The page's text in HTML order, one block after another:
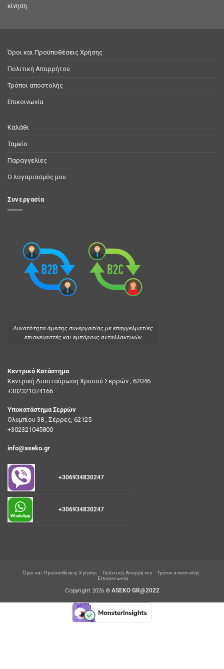
κίνηση.
Όροι και Προϋποθέσεις Χρήσης
Πολιτική Απορρήτου
Τρόποι αποστολής
Επικοινωνία
Καλάθι
Ταμείο
Παραγγελίες
Ο λογαριασμός μου
Συνεργασία
Δυνατότητα άμεσης συνεργασίας με επαγγελματίες
επισκευαστές και εμπόρους ανταλλακτικών
Κεντρικό Κατάστημα
Κεντρική Διασταύρωση Χρυσού Σερρών , 62046
+302321074166
Υποκατάστημα Σερρών
Ολυμπίου 38 , Σέρρες, 62125
+302321045800
info@aseko.gr
+306934830247
+306934830247
Όροι και Προϋποθέσεις Χρήσης Πολιτική Απορρήτου
Τρόποι αποστολής
Επικοινωνία
Copyright 2026 © ASEKO GR@2022